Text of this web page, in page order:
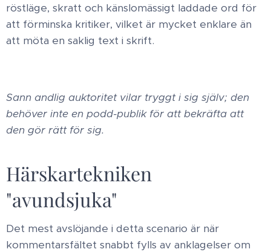
röstläge, skratt och känslomässigt laddade ord för
att förminska kritiker, vilket är mycket enklare än
att möta en saklig text i skrift. ​
Sann andlig auktoritet vilar tryggt i sig själv; den
behöver inte en podd-publik för att bekräfta att
den gör rätt för sig. ​
Härskartekniken
"avundsjuka"
Det mest avslöjande i detta scenario är när
kommentarsfältet snabbt fylls av anklagelser om